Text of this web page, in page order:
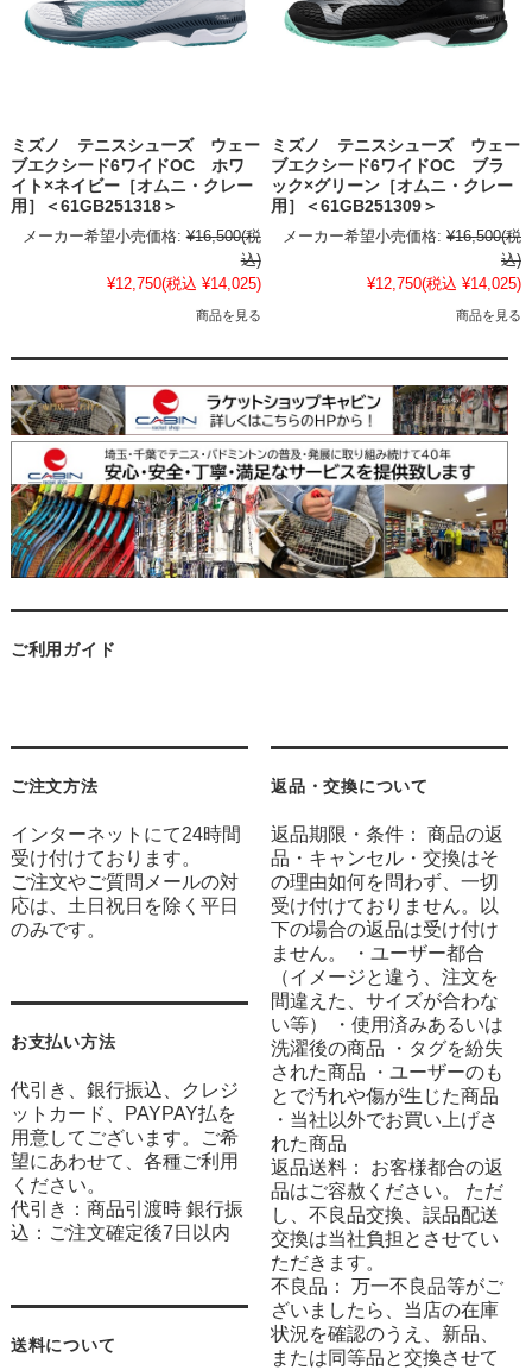
ミズノ テニスシューズ ウェー
ブエクシード6ワイドOC ホワ
イト×ネイビー［オムニ・クレー
用］＜61GB251318＞
メーカー希望小売価格: ¥16,500(税
込)
¥12,750(税込 ¥14,025)
商品を見る
ミズノ テニスシューズ ウェー
ブエクシード6ワイドOC ブラ
ック×グリーン［オムニ・クレー
用］＜61GB251309＞
メーカー希望小売価格: ¥16,500(税
込)
¥12,750(税込 ¥14,025)
商品を見る
ご利用ガイド
ご注文方法
インターネットにて24時間
受け付けております。
ご注文やご質問メールの対
応は、土日祝日を除く平日
のみです。
お支払い方法
代引き、銀行振込、クレジ
ットカード、PAYPAY払を
用意してございます。ご希
望にあわせて、各種ご利用
ください。
代引き：商品引渡時 銀行振
込：ご注文確定後7日以内
送料について
返品・交換について
返品期限・条件： 商品の返
品・キャンセル・交換はそ
の理由如何を問わず、一切
受け付けておりません。以
下の場合の返品は受け付け
ません。 ・ユーザー都合
（イメージと違う、注文を
間違えた、サイズが合わな
い等） ・使用済みあるいは
洗濯後の商品 ・タグを紛失
された商品 ・ユーザーのも
とで汚れや傷が生じた商品
・当社以外でお買い上げさ
れた商品
返品送料： お客様都合の返
品はご容赦ください。 ただ
し、不良品交換、誤品配送
交換は当社負担とさせてい
ただきます。
不良品： 万一不良品等がご
ざいましたら、当店の在庫
状況を確認のうえ、新品、
または同等品と交換させて